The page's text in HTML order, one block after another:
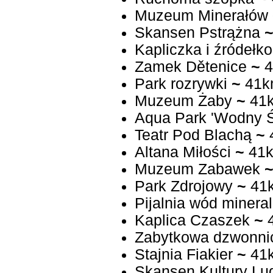
Muzeum Minerałów
Skansen Pstrążna ~
Kapliczka i
Zamek Dětenice ~
Park rozrywki ~
Muzeum Żaby ~
Aqua Park 'Wodny
Teatr Pod Blachą ~
Altana Miłości ~
Muzeum Zabawek ~
Park Zdrojowy ~
Pijalnia wód
Kaplica Czaszek ~
Zabytkowa
Stajnia Fiakier ~